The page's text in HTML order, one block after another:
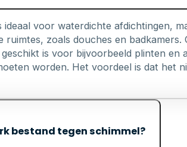
ideaal voor waterdichte afdichtingen,
ruimtes, zoals douches en badkamers.
is voor bijvoorbeeld plinten en
worden. Het voordeel is dat het
bestand tegen schimmel?